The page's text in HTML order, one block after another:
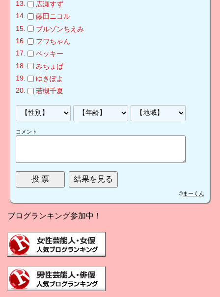
広瀬すず
藤田ニコル
ブルゾンちえみ
フワちゃん
ベッキー
みちょぱ
ゆきぽよ
若槻千夏
コメント
©まーくん
ブログランキング参加中！